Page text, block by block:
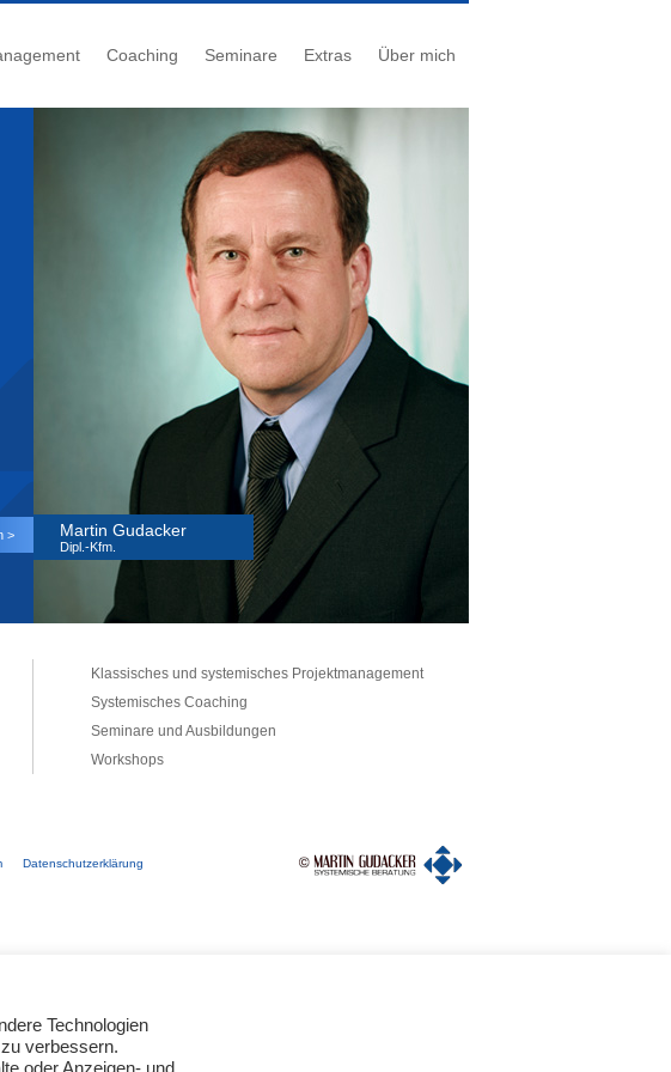
Coaching Seminare Extras Über mich
> Martin Gudacker
Dipl.-Kfm.
Klassisches und systemisches Projektmanagement
Systemisches Coaching
Seminare und Ausbildungen
Workshops
Datenschutzerklärung
Technologien
verbessern.